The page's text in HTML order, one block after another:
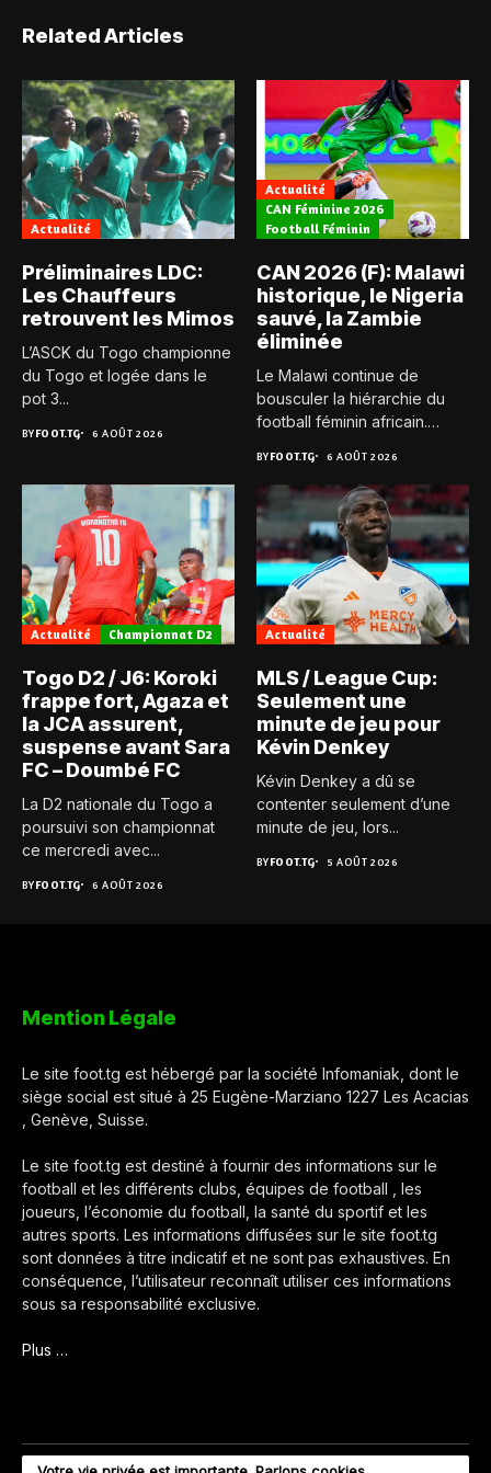
Related Articles
Actualité
Préliminaires LDC:
Les Chauffeurs
retrouvent les Mimos
L’ASCK du Togo championne
du Togo et logée dans le
pot 3...
BYFOOT.TG 6 AOÛT 2026
Actualité
CAN Féminine 2026
Football Féminin
CAN 2026 (F): Malawi
historique, le Nigeria
sauvé, la Zambie
éliminée
Le Malawi continue de
bousculer la hiérarchie du
football féminin africain.
BYFOOT.TG 6 AOÛT 2026
Actualité Championnat D2
Togo D2 / J6: Koroki
frappe fort, Agaza et
la JCA assurent,
suspense avant Sara
FC – Doumbé FC
La D2 nationale du Togo a
poursuivi son championnat
ce mercredi avec...
BYFOOT.TG 6 AOÛT 2026
Actualité
MLS / League Cup:
Seulement une
minute de jeu pour
Kévin Denkey
Kévin Denkey a dû se
contenter seulement d’une
minute de jeu, lors...
BYFOOT.TG 5 AOÛT 2026
Mention Légale
Le site foot.tg est hébergé par la société Infomaniak, dont le
siège social est situé à 25 Eugène-Marziano 1227 Les Acacias
, Genève, Suisse.
Le site foot.tg est destiné à fournir des informations sur le
football et les différents clubs, équipes de football , les
joueurs, l’économie du football, la santé du sportif et les
autres sports. Les informations diffusées sur le site foot.tg
sont données à titre indicatif et ne sont pas exhaustives. En
conséquence, l’utilisateur reconnaît utiliser ces informations
sous sa responsabilité exclusive.
Plus …